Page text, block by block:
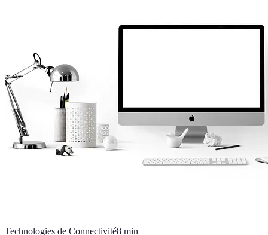
Technologies de Connectivité8 min